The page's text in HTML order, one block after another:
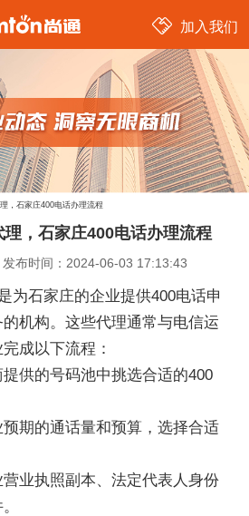
加入我们
，石家庄400电话办理流程
，石家庄400电话办理流程
发布时间： 2024-06-03 17:13:43
为石家庄的企业提供400电话申
机构。这些代理通常与电信运
成以下流程：
供的号码池中挑选合适的400
期的通话量和预算，选择合适
业执照副本、法定代表人身份